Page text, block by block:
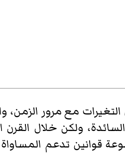
مع مرور الزمن،
السائدة، ولكن خلال
قوانين تدعم المساواة